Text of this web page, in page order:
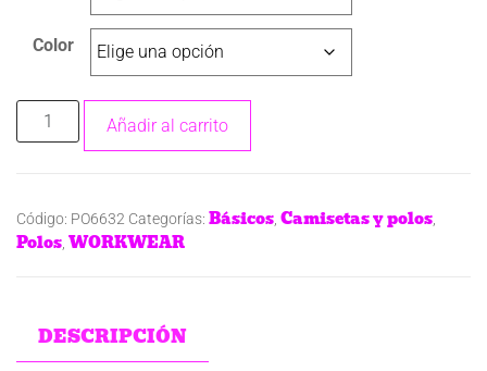
Color
Añadir al carrito
Código: PO6632 Categorías: Básicos Camisetas y polos
Polos WORKWEAR
DESCRIPCIÓN